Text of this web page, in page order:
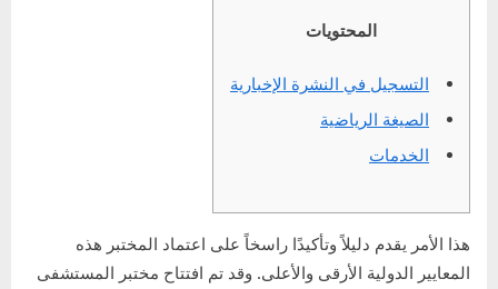
المحتويات
التسجيل في النشرة الإخبارية
الصيغة الرياضية
الخدمات
هذا الأمر يقدم دليلاً وتأكيدًا راسخاً على اعتماد المختبر هذه
المعايير الدولية الأرقى والأعلى. وقد تم افتتاح مختبر المستشفى